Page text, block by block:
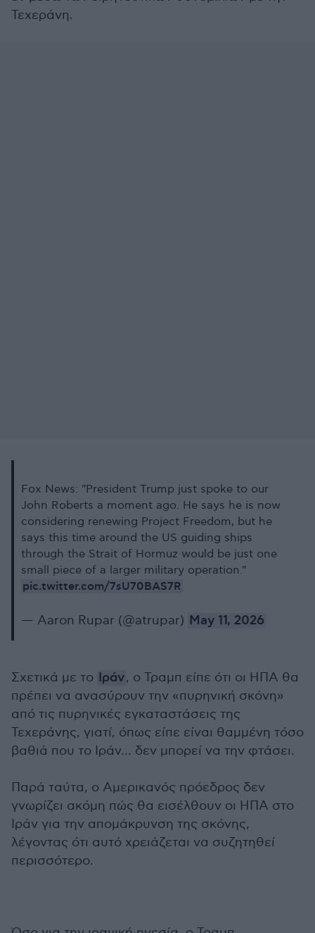
Τεχεράνη.
Fox News: "President Trump just spoke to our
John Roberts a moment ago. He says he is now
considering renewing Project Freedom, but he
says this time around the US guiding ships
through the Strait of Hormuz would be just one
small piece of a larger military operation."
pic.twitter.com/7sU70BAS7R
— Aaron Rupar (@atrupar) May 11, 2026
Σχετικά με το Ιράν, ο Τραμπ είπε ότι οι ΗΠΑ θα
πρέπει να ανασύρουν την «πυρηνική σκόνη»
από τις πυρηνικές εγκαταστάσεις της
Τεχεράνης, γιατί, όπως είπε είναι θαμμένη τόσο
βαθιά που το Ιράν… δεν μπορεί να την φτάσει.
Παρά ταύτα, ο Αμερικανός πρόεδρος δεν
γνωρίζει ακόμη πώς θα εισέλθουν οι ΗΠΑ στο
Ιράν για την απομάκρυνση της σκόνης,
λέγοντας ότι αυτό χρειάζεται να συζητηθεί
περισσότερο.